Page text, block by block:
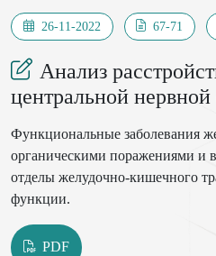
26-11-2022 67-71
Анализ
центральной
Функциональные заболевания
органическими поражениями и
отделы желудочно-кишечного
функции.
PDF